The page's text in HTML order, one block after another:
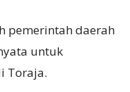
pemerintah daerah
untuk
Toraja.